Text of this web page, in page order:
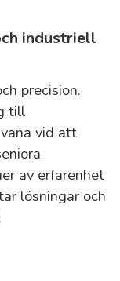
industriell
precision.
till
vid att
av erfarenhet
lösningar och